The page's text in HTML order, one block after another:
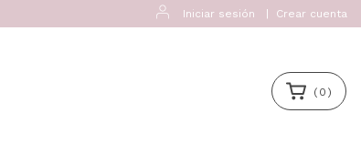
Iniciar sesión Crear cuenta
( 0 )